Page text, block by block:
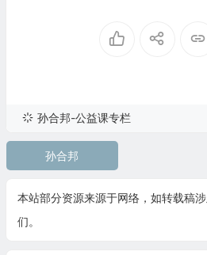
孙合邦-公益课专栏
孙合邦
本站部分资源来源于网络，如转载稿
们。